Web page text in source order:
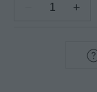
ΒΙΤΡΙΝΑ
+